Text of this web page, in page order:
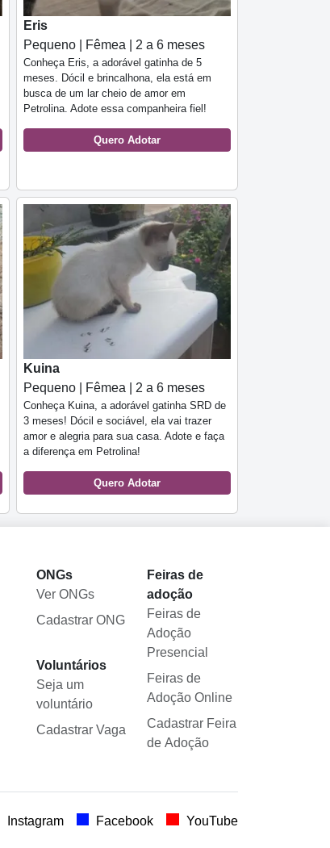
Eris
Pequeno | Fêmea | 2 a 6 meses
Conheça Eris, a adorável gatinha de 5
meses. Dócil e brincalhona, ela está em
busca de um lar cheio de amor em
Petrolina. Adote essa companheira fiel!
Quero Adotar
Kuina
Pequeno | Fêmea | 2 a 6 meses
Conheça Kuina, a adorável gatinha SRD de
3 meses! Dócil e sociável, ela vai trazer
amor e alegria para sua casa. Adote e faça
a diferença em Petrolina!
Quero Adotar
ONGs
Ver ONGs
Cadastrar ONG
Voluntários
Seja um
voluntário
Cadastrar Vaga
Feiras de
adoção
Feiras de
Adoção
Presencial
Feiras de
Adoção Online
Cadastrar Feira
de Adoção
Instagram Facebook YouTube